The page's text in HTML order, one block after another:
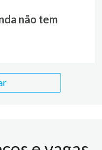
não tem